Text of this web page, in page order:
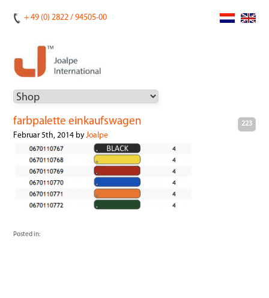
+ 49 (0) 2822 / 94505-00
farbpalette einkaufswagen 223
Februar 5th, 2014 byJoalpe
Posted in: